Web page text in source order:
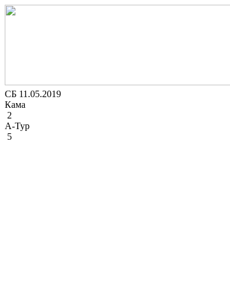
СБ 11.05.2019
Кама
2
А-Тур
5